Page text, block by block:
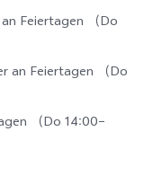
Feiertagen （Do
an Feiertagen （Do
（Do 14:00–